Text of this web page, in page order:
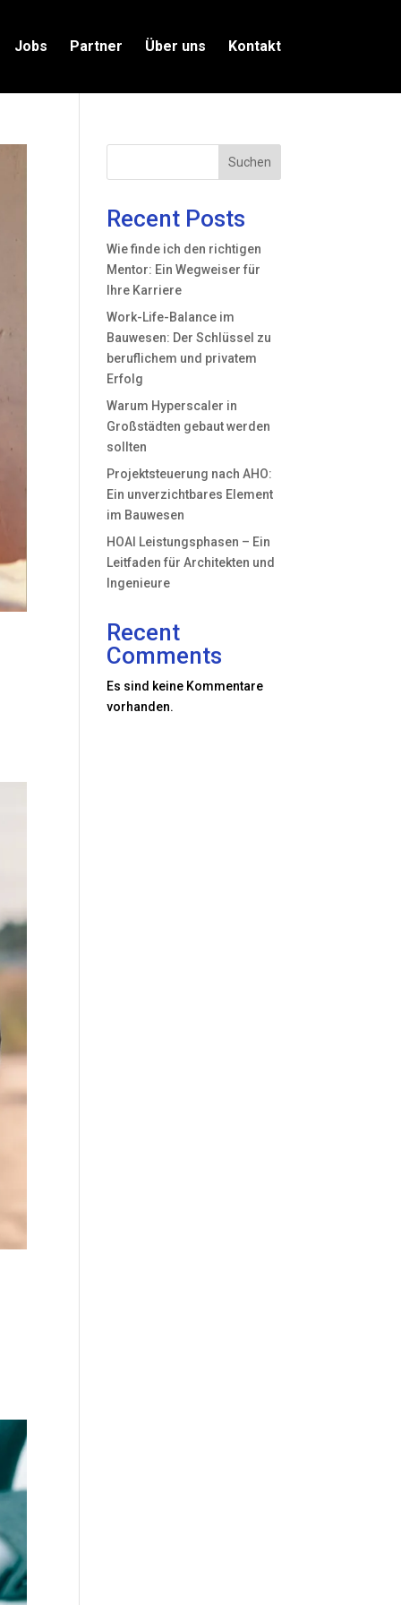
Jobs Partner Über uns Kontakt
Suchen
Recent Posts
Wie finde ich den richtigen
Mentor: Ein Wegweiser für
Ihre Karriere
Work-Life-Balance im
Bauwesen: Der Schlüssel zu
beruflichem und privatem
Erfolg
Warum Hyperscaler in
Großstädten gebaut werden
sollten
Projektsteuerung nach AHO:
Ein unverzichtbares Element
im Bauwesen
HOAI Leistungsphasen – Ein
Leitfaden für Architekten und
Ingenieure
Recent
Comments
Es sind keine Kommentare
vorhanden.